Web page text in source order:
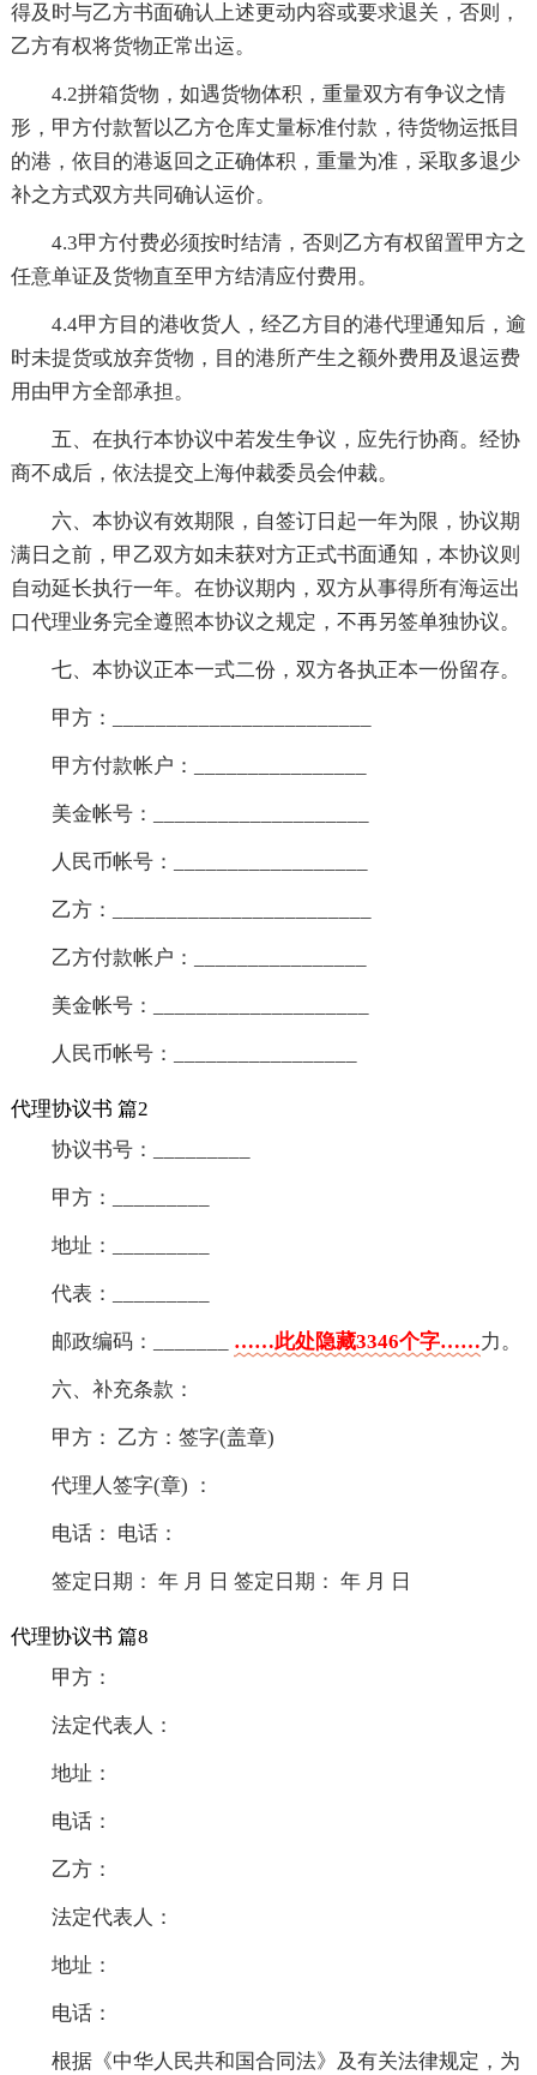
得及时与乙方书面确认上述更动内容或要求退关，否则，
乙方有权将货物正常出运。
4.2拼箱货物，如遇货物体积，重量双方有争议之情
形，甲方付款暂以乙方仓库丈量标准付款，待货物运抵目
的港，依目的港返回之正确体积，重量为准，采取多退少
补之方式双方共同确认运价。
4.3甲方付费必须按时结清，否则乙方有权留置甲方之
任意单证及货物直至甲方结清应付费用。
4.4甲方目的港收货人，经乙方目的港代理通知后，逾
时未提货或放弃货物，目的港所产生之额外费用及退运费
用由甲方全部承担。
五、在执行本协议中若发生争议，应先行协商。经协
商不成后，依法提交上海仲裁委员会仲裁。
六、本协议有效期限，自签订日起一年为限，协议期
满日之前，甲乙双方如未获对方正式书面通知，本协议则
自动延长执行一年。在协议期内，双方从事得所有海运出
口代理业务完全遵照本协议之规定，不再另签单独协议。
七、本协议正本一式二份，双方各执正本一份留存。
甲方：________________________
甲方付款帐户：________________
美金帐号：____________________
人民币帐号：__________________
乙方：________________________
乙方付款帐户：________________
美金帐号：____________________
人民币帐号：_________________
代理协议书 篇2
协议书号：_________
甲方：_________
地址：_________
代表：_________
邮政编码：_______ ……此处隐藏3346个字……力。
六、补充条款：
甲方： 乙方：签字(盖章)
代理人签字(章) ：
电话： 电话：
签定日期： 年 月 日 签定日期： 年 月 日
代理协议书 篇8
甲方：
法定代表人：
地址：
电话：
乙方：
法定代表人：
地址：
电话：
根据《中华人民共和国合同法》及有关法律规定，为